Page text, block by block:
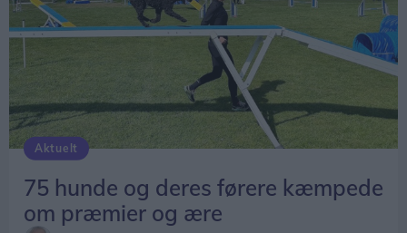
Aktuelt
75 hunde og deres førere kæmpede
om præmier og ære